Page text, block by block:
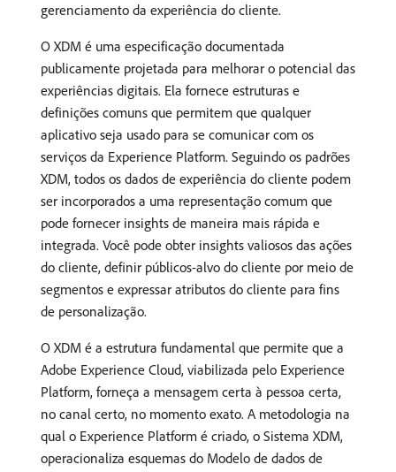
gerenciamento da experiência do cliente.
O XDM é uma especificação documentada
publicamente projetada para melhorar o potencial das
experiências digitais. Ela fornece estruturas e
definições comuns que permitem que qualquer
aplicativo seja usado para se comunicar com os
serviços da Experience Platform. Seguindo os padrões
XDM, todos os dados de experiência do cliente podem
ser incorporados a uma representação comum que
pode fornecer insights de maneira mais rápida e
integrada. Você pode obter insights valiosos das ações
do cliente, definir públicos-alvo do cliente por meio de
segmentos e expressar atributos do cliente para fins
de personalização.
O XDM é a estrutura fundamental que permite que a
Adobe Experience Cloud, viabilizada pelo Experience
Platform, forneça a mensagem certa à pessoa certa,
no canal certo, no momento exato. A metodologia na
qual o Experience Platform é criado, o Sistema XDM,
operacionaliza esquemas do Modelo de dados de